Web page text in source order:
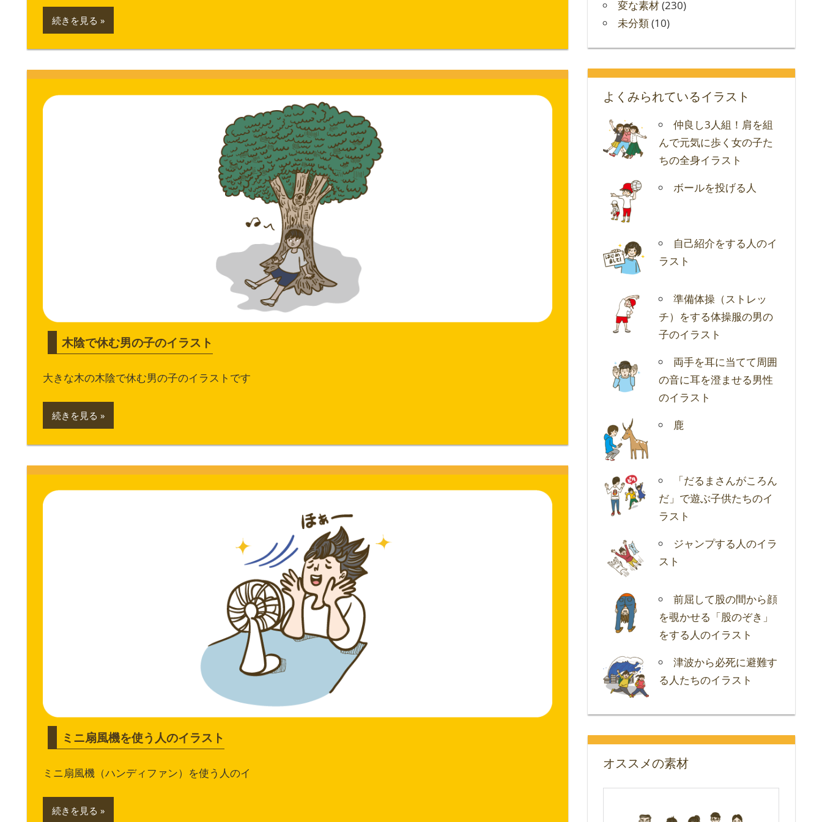
続きを見る
木陰で休む男の子のイラスト
大きな木の木陰で休む男の子のイラストです
続きを見る
ミニ扇風機を使う人のイラスト
ミニ扇風機（ハンディファン）を使う人のイ
続きを見る
変な素材(230)
未分類(10)
よくみられているイラスト
仲良し3人組！肩を組
んで元気に歩く女の子た
ちの全身イラスト
ボールを投げる人
自己紹介をする人のイ
ラスト
準備体操（ストレッ
チ）をする体操服の男の
子のイラスト
両手を耳に当てて周囲
の音に耳を澄ませる男性
のイラスト
鹿
「だるまさんがころん
だ」で遊ぶ子供たちのイ
ラスト
ジャンプする人のイラ
スト
前屈して股の間から顔
を覗かせる「股のぞき」
をする人のイラスト
津波から必死に避難す
る人たちのイラスト
オススメの素材